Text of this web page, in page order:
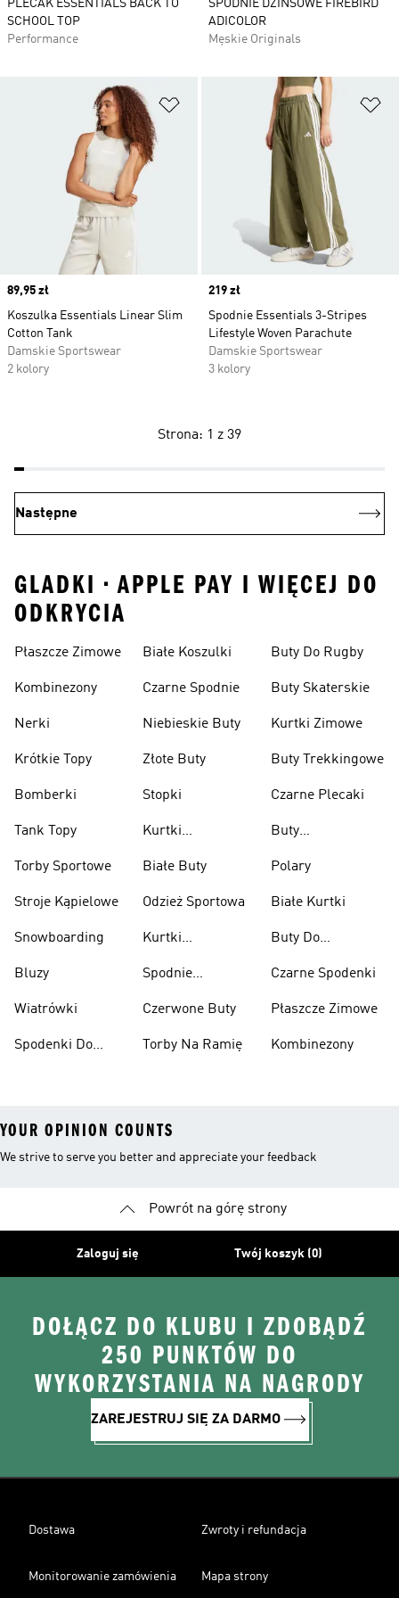
PLECAK ESSENTIALS BACK TO
SCHOOL TOP
Performance
SPODNIE DŻINSOWE FIREBIRD
ADICOLOR
Męskie Originals
Dodaj do listy życzeń
Price
89,95 zł
Koszulka Essentials Linear Slim
Cotton Tank
Damskie Sportswear
2 kolory
Price
219 zł
Spodnie Essentials 3-Stripes
Lifestyle Woven Parachute
Damskie Sportswear
3 kolory
Strona: 1 z 39
Następne
GLADKI • APPLE PAY I WIĘCEJ DO
ODKRYCIA
Płaszcze Zimowe
Kombinezony
Nerki
Krótkie Topy
Bomberki
Tank Topy
Torby Sportowe
Stroje Kąpielowe
Snowboarding
Bluzy
Wiatrówki
Spodenki Do
Białe Koszulki
Czarne Spodnie
Niebieskie Buty
Złote Buty
Stopki
Kurtki
Białe Buty
Odzież Sportowa
Kurtki
Spodnie
Czerwone Buty
Torby Na Ramię
Buty Do Rugby
Buty Skaterskie
Kurtki Zimowe
Buty Trekkingowe
Czarne Plecaki
Buty
Polary
Białe Kurtki
Buty Do
Czarne Spodenki
Płaszcze Zimowe
Kombinezony
YOUR OPINION COUNTS
We strive to serve you better and appreciate your feedback
Powrót na górę strony
Zaloguj się Twój koszyk (0)
DOŁĄCZ DO KLUBU I ZDOBĄDŹ
250 PUNKTÓW DO
WYKORZYSTANIA NA NAGRODY
ZAREJESTRUJ SIĘ ZA DARMO
Dostawa Zwroty i refundacja
Monitorowanie zamówienia Mapa strony